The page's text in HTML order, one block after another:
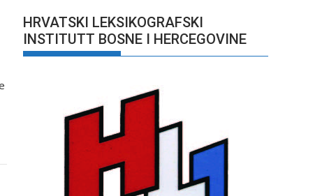
HRVATSKI LEKSIKOGRAFSKI
INSTITUTT BOSNE I HERCEGOVINE